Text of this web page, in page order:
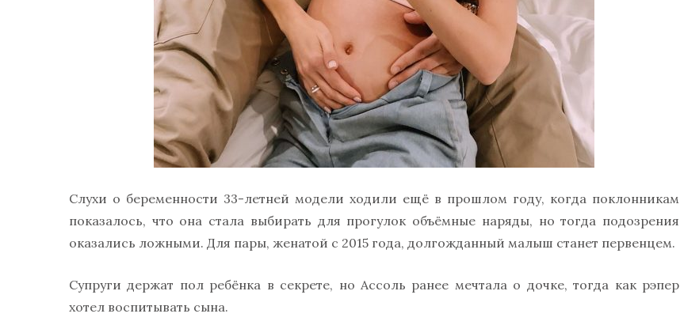
Слухи о беременности 33-летней модели ходили ещё в прошлом году, когда поклонникам
показалось, что она стала выбирать для прогулок объёмные наряды, но тогда подозрения
оказались ложными. Для пары, женатой с 2015 года, долгожданный малыш станет первенцем.
Супруги держат пол ребёнка в секрете, но Ассоль ранее мечтала о дочке, тогда как рэпер
хотел воспитывать сына.